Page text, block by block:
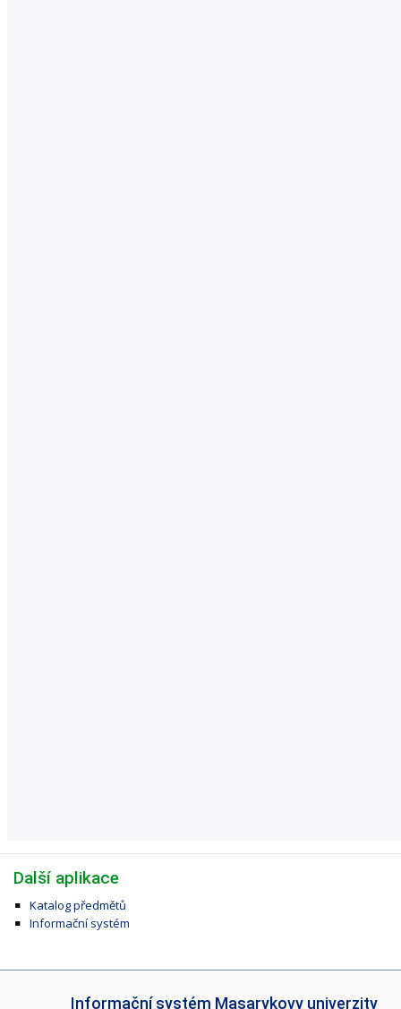
Další aplikace
Katalog předmětů
Informační systém
Informační systém Masarykovy univerzity